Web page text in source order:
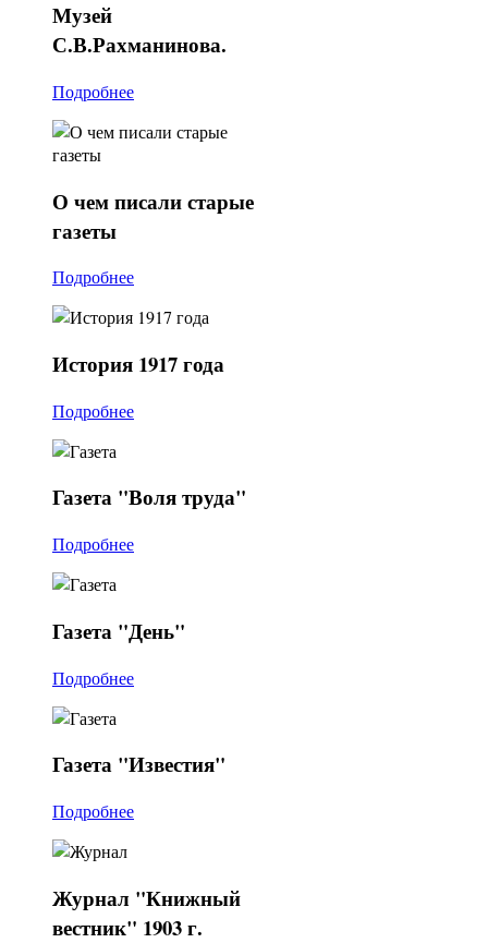
Музей
С.В.Рахманинова.
Подробнее
О чем писали старые
газеты
Подробнее
История 1917 года
Подробнее
Газета "Воля труда"
Подробнее
Газета "День"
Подробнее
Газета "Известия"
Подробнее
Журнал "Книжный
вестник" 1903 г.